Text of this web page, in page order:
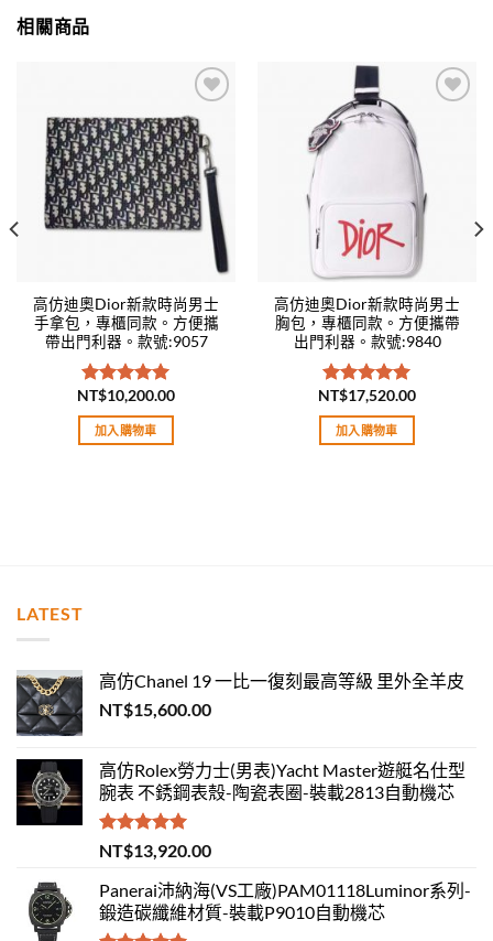
相關商品
Add to
wishlist
高仿迪奧Dior新款時尚男士
手拿包，專櫃同款。方便攜
帶出門利器。款號:9057
評分5.00
滿分 5
NT$10,200.00
加入購物車
高仿迪奧Dior新款時尚男士
胸包，專櫃同款。方便攜帶
出門利器。款號:9840
評分5.00
滿分 5
NT$17,520.00
加入購物車
LATEST
高仿Chanel 19 一比一復刻最高等級 里外全羊皮
NT$15,600.00
高仿Rolex勞力士(男表)Yacht Master遊艇名仕型
腕表 不銹鋼表殼-陶瓷表圈-裝載2813自動機芯
評分5.00
滿分 5
NT$13,920.00
Panerai沛納海(VS工廠)PAM01118Luminor系列-
鍛造碳纖維材質-裝載P9010自動機芯